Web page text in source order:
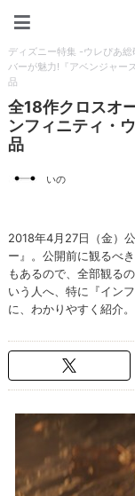
ディズニー特集 -ウレぴあ総
バーが魅力!『アベンジャー
品
全18作クロスオ
ンフィニティ・
品
いの
2018年4月27日（金）
ー』。公開前に観るべ
もあるので、全部観る
いう人へ、特に『イン
に、わかりやすく紹介。